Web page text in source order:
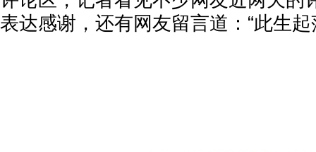
表达感谢，还有网友留言道：“此生